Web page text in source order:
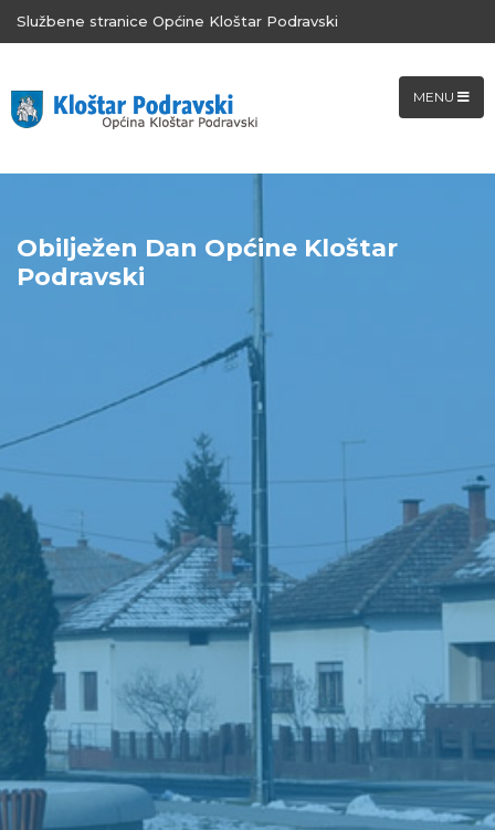
Službene stranice Općine Kloštar Podravski
MENU
Obilježen Dan Općine Kloštar
Podravski